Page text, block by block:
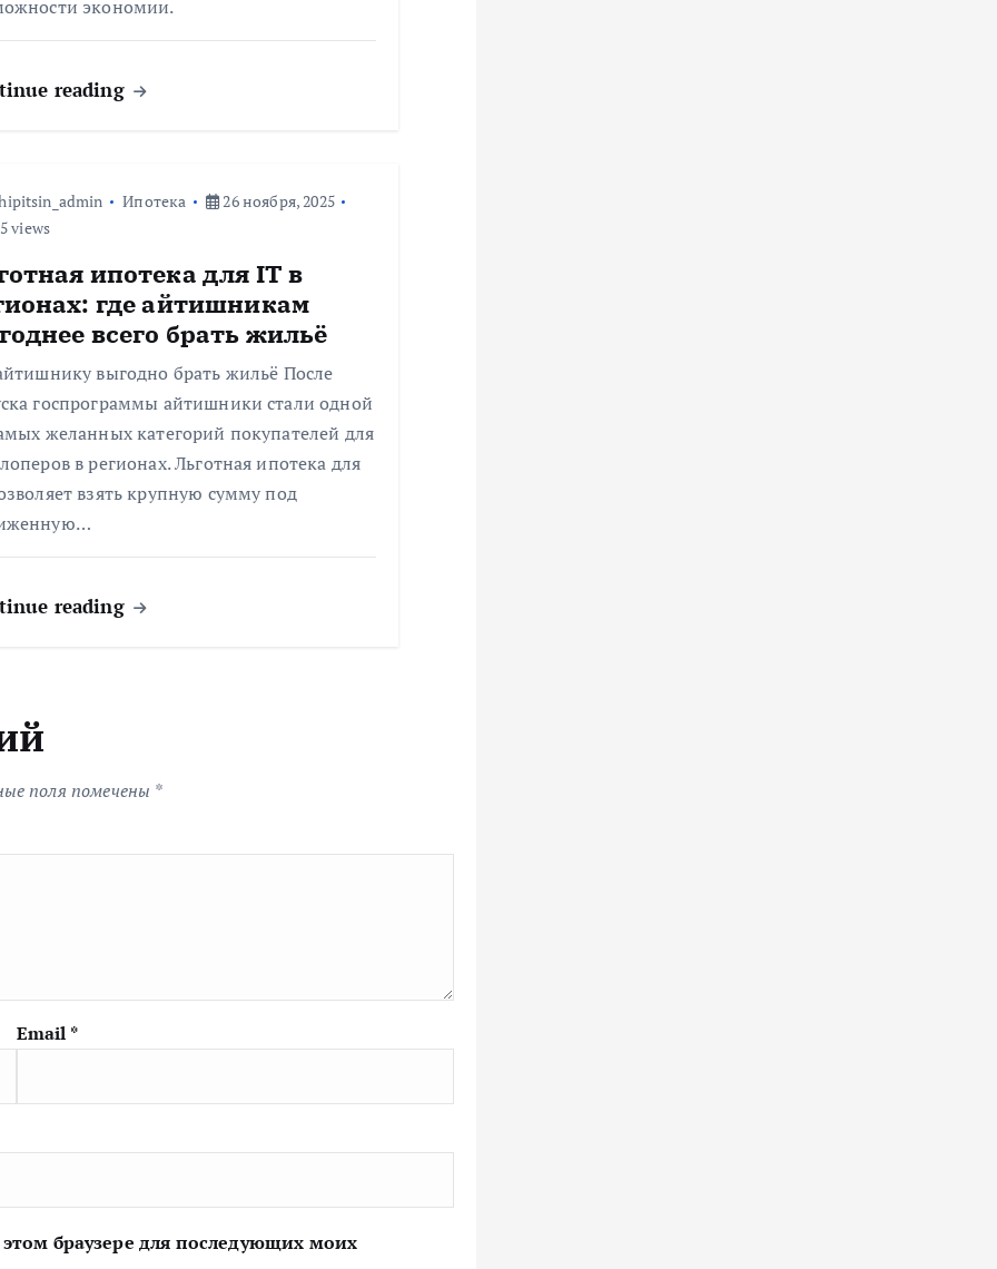
экономии.
reading
Ипотека
26 ноября, 2025
views
ипотека для IT в
где айтишникам
всего брать жильё
выгодно брать жильё После
госпрограммы айтишники стали одной
желанных категорий покупателей для
в регионах. Льготная ипотека для
взять крупную сумму под
reading
поля помечены *
Email *
браузере для последующих моих